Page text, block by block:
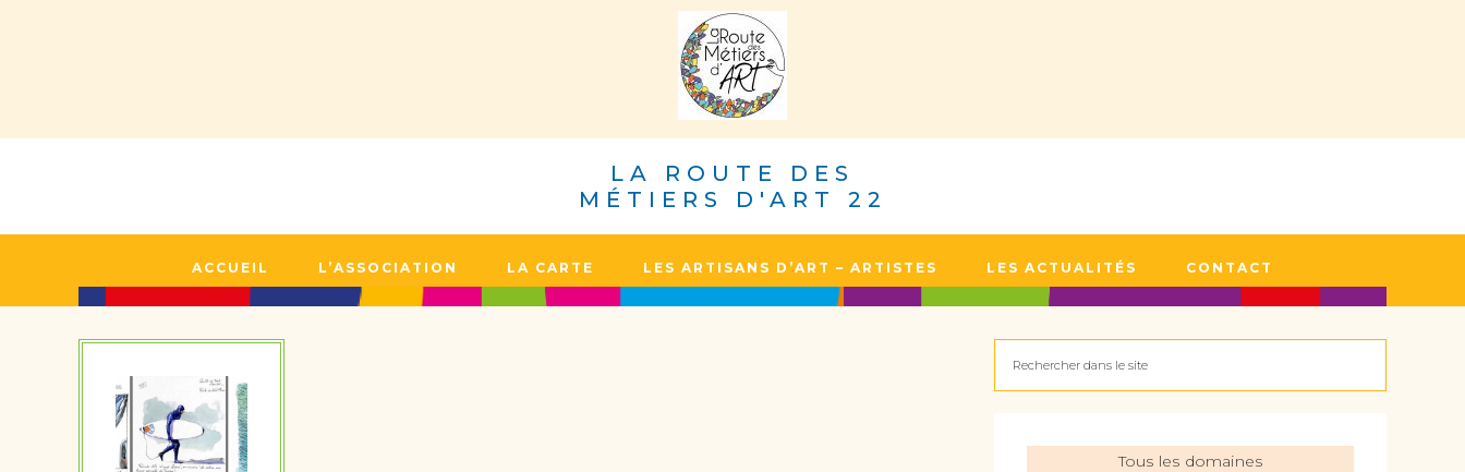
LA ROUTE DES
MÉTIERS D'ART 22
ACCUEIL L’ASSOCIATION LA CARTE LES ARTISANS D’ART – ARTISTES LES ACTUALITÉS CONTACT
Tous les domaines